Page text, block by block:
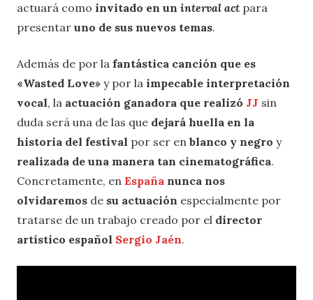
actuará como invitado en un interval act para
presentar uno de sus nuevos temas.
Además de por la fantástica canción que es
«Wasted Love» y por la impecable interpretación
vocal, la actuación ganadora que realizó JJ sin
duda será una de las que dejará huella en la
historia del festival por ser en blanco y negro y
realizada de una manera tan cinematográfica.
Concretamente, en España nunca nos
olvidaremos de su actuación especialmente por
tratarse de un trabajo creado por el director
artístico español Sergio Jaén.